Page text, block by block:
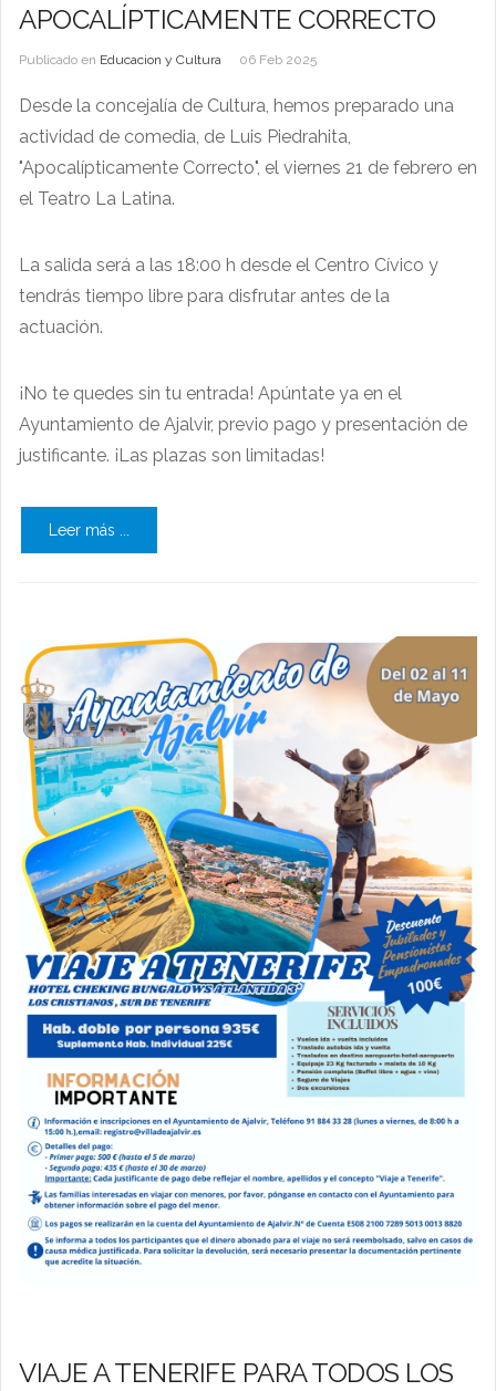
APOCALÍPTICAMENTE CORRECTO
Publicado en Educacion y Cultura 06 Feb 2025
Desde la concejalía de Cultura, hemos preparado una
actividad de comedia, de Luis Piedrahita,
"Apocalípticamente Correcto", el viernes 21 de febrero en
el Teatro La Latina.
La salida será a las 18:00 h desde el Centro Cívico y
tendrás tiempo libre para disfrutar antes de la
actuación.
¡No te quedes sin tu entrada! Apúntate ya en el
Ayuntamiento de Ajalvir, previo pago y presentación de
justificante. ¡Las plazas son limitadas!
Leer más ...
VIAJE A TENERIFE PARA TODOS LOS